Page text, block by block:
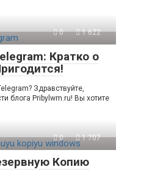
0 1 622
Кратко о
Здравствуйте,
блога Pribylwm.ru! Вы хотите
0 1 707
Копию